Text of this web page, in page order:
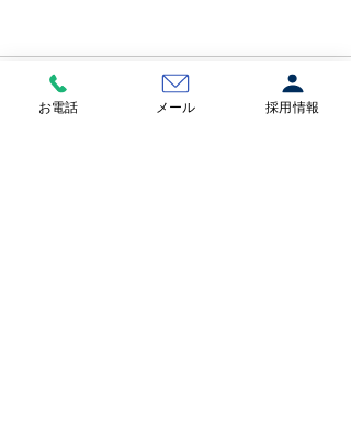
コメント
お電話 メール 採用情報